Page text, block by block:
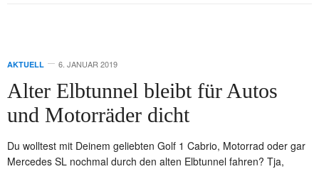
AKTUELL 6. JANUAR 2019
Alter Elbtunnel bleibt für Autos
und Motorräder dicht
Du wolltest mit Deinem geliebten Golf 1 Cabrio, Motorrad oder gar
Mercedes SL nochmal durch den alten Elbtunnel fahren? Tja,